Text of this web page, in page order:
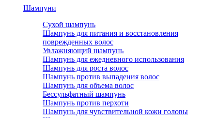
Шампуни
Сухой шампунь
Шампунь для питания и восстановления
поврежденных волос
Увлажняющий шампунь
Шампунь для ежедневного использования
Шампунь для роста волос
Шампунь против выпадения волос
Шампунь для объема волос
Бессульфатный шампунь
Шампунь против перхоти
Шампунь для чувствительной кожи головы